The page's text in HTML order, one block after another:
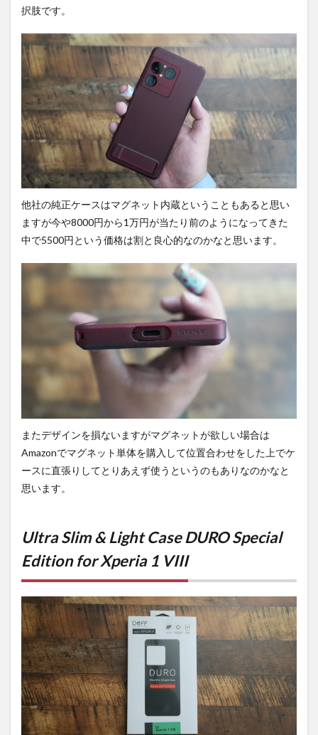
択肢です。
他社の純正ケースはマグネット内蔵ということもあると思い
ますが今や8000円から1万円が当たり前のようになってきた
中で5500円という価格は割と良心的なのかなと思います。
またデザインを損ないますがマグネットが欲しい場合は
Amazonでマグネット単体を購入して位置合わせをした上でケ
ースに直張りしてとりあえず使うというのもありなのかなと
思います。
Ultra Slim & Light Case DURO Special
Edition for Xperia 1 VIII